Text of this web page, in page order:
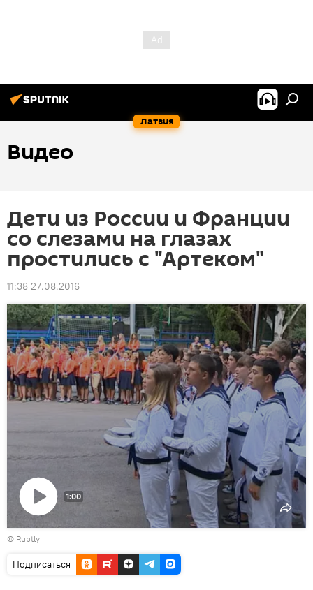
Латвия
Видео
Дети из России и Франции
со слезами на глазах
простились с "Артеком"
11:38 27.08.2016
Воспроизвести
видео
1:00
© Ruptly
Подписаться